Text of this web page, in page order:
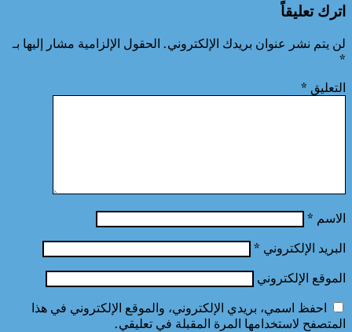
اترك تعليقاً
لن يتم نشر عنوان بريدك الإلكتروني. الحقول الإلزامية مشار إليها بـ
*
التعليق *
الاسم *
البريد الإلكتروني *
الموقع الإلكتروني
احفظ اسمي، بريدي الإلكتروني، والموقع الإلكتروني في هذا
المتصفح لاستخدامها المرة المقبلة في تعليقي.